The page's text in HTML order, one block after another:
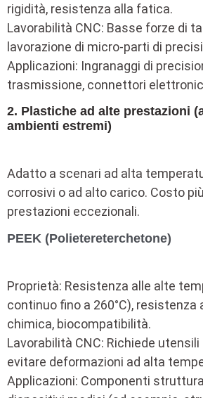
rigidità, resistenza alla fatica.
Lavorabilità CNC: Basse forze di
lavorazione di micro-parti di
Applicazioni: Ingranaggi di
trasmissione, connettori
2. Plastiche ad alte prestazioni
ambienti estremi)
Adatto a scenari ad alta
corrosivi o ad alto carico. Costo
prestazioni eccezionali.
PEEK (Polietereterchetone)
Proprietà: Resistenza alle alte
continuo fino a 260°C), resistenza
chimica, biocompatibilità.
Lavorabilità CNC: Richiede
evitare deformazioni ad alta
Applicazioni: Componenti